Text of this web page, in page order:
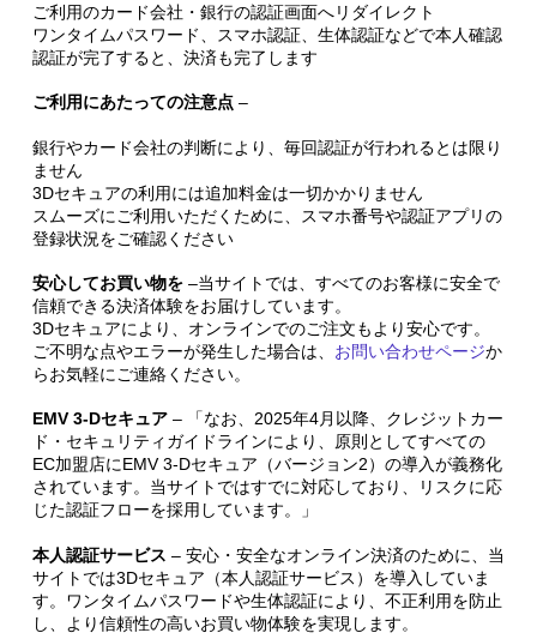
ご利用のカード会社・銀行の認証画面へリダイレクト
ワンタイムパスワード、スマホ認証、生体認証などで本人確認
認証が完了すると、決済も完了します
ご利用にあたっての注意点 –
銀行やカード会社の判断により、毎回認証が行われるとは限り
ません
3Dセキュアの利用には追加料金は一切かかりません
スムーズにご利用いただくために、スマホ番号や認証アプリの
登録状況をご確認ください
安心してお買い物を –当サイトでは、すべてのお客様に安全で
信頼できる決済体験をお届けしています。
3Dセキュアにより、オンラインでのご注文もより安心です。
ご不明な点やエラーが発生した場合は、 お問い合わせページか
らお気軽にご連絡ください。
EMV 3‑Dセキュア – 「なお、2025年4月以降、クレジットカー
ド・セキュリティガイドラインにより、原則としてすべての
EC加盟店にEMV 3‑Dセキュア（バージョン2）の導入が義務化
されています。当サイトではすでに対応しており、リスクに応
じた認証フローを採用しています。」
本人認証サービス –安心・安全なオンライン決済のために、当
サイトでは3Dセキュア（本人認証サービス）を導入していま
す。ワンタイムパスワードや生体認証により、不正利用を防止
し、より信頼性の高いお買い物体験を実現します。